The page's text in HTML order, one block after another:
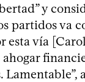
y
partidos va
esta vía